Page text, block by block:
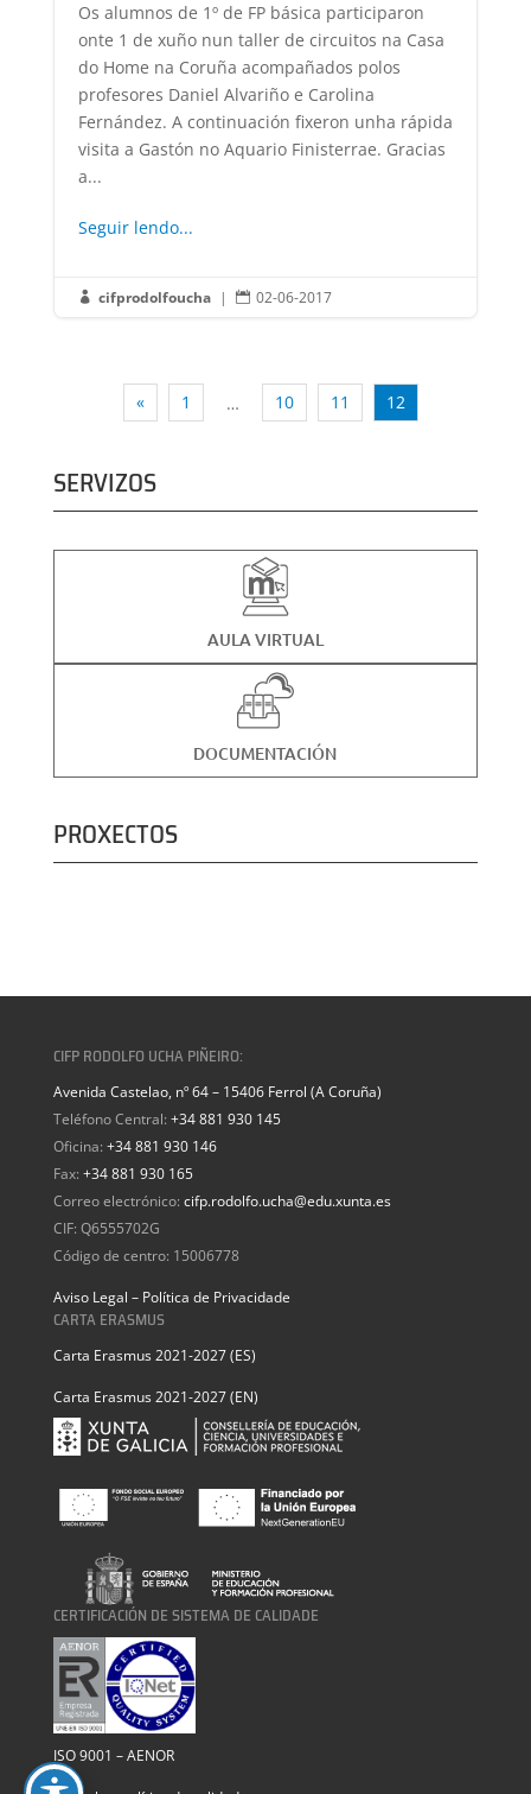
Os alumnos de 1º de FP básica participaron
onte 1 de xuño nun taller de circuitos na Casa
do Home na Coruña acompañados polos
profesores Daniel Alvariño e Carolina
Fernández. A continuación fixeron unha rápida
visita a Gastón no Aquario Finisterrae. Gracias
a...
Seguir lendo...
 cifprodolfoucha |  02-06-2017
« 1 … 10 11 12
SERVIZOS
AULA VIRTUAL
DOCUMENTACIÓN
PROXECTOS
CIFP RODOLFO UCHA PIÑEIRO:
Avenida Castelao, nº 64 – 15406 Ferrol (A Coruña)
Teléfono Central: +34 881 930 145
Oficina: +34 881 930 146
Fax: +34 881 930 165
Correo electrónico: cifp.rodolfo.ucha@edu.xunta.es
CIF: Q6555702G
Código de centro: 15006778
Aviso Legal – Política de Privacidade
CARTA ERASMUS
Carta Erasmus 2021-2027 (ES)
Carta Erasmus 2021-2027 (EN)
CERTIFICACIÓN DE SISTEMA DE CALIDADE
ISO 9001 – AENOR